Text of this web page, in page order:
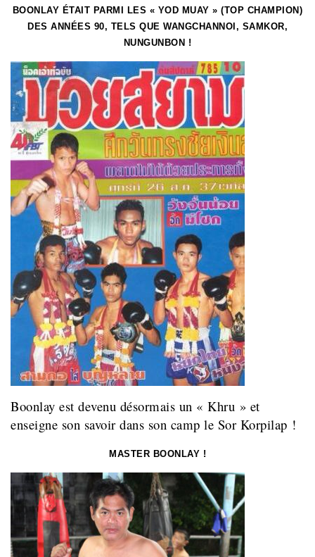
BOONLAY ÉTAIT PARMI LES « YOD MUAY » (TOP CHAMPION)
DES ANNÉES 90, TELS QUE WANGCHANNOI, SAMKOR,
NUNGUNBON !
Boonlay est devenu désormais un « Khru » et
enseigne son savoir dans son camp le Sor Korpilap !
MASTER BOONLAY !